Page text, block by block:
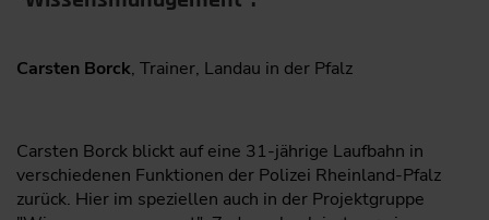
Carsten Borck, Trainer, Landau in der Pfalz
Carsten Borck blickt auf eine 31-jährige Laufbahn in
verschiedenen Funktionen der Polizei Rheinland-Pfalz
zurück. Hier im speziellen auch in der Projektgruppe